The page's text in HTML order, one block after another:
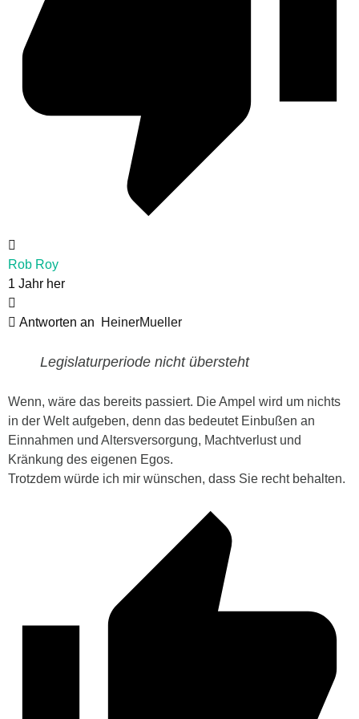
Rob Roy
1 Jahr her
Antworten an HeinerMueller
Legislaturperiode nicht übersteht
Wenn, wäre das bereits passiert. Die Ampel wird um nichts
in der Welt aufgeben, denn das bedeutet Einbußen an
Einnahmen und Altersversorgung, Machtverlust und
Kränkung des eigenen Egos.
Trotzdem würde ich mir wünschen, dass Sie recht behalten.